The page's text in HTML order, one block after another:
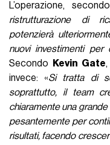
L’operazione,
ristrutturazione di
potenzierà
nuovi investimenti per
Secondo
Kevin Gate
invece: «Si tratta di
soprattutto, il team
chiaramente una
pesantemente per
risultati, facendo